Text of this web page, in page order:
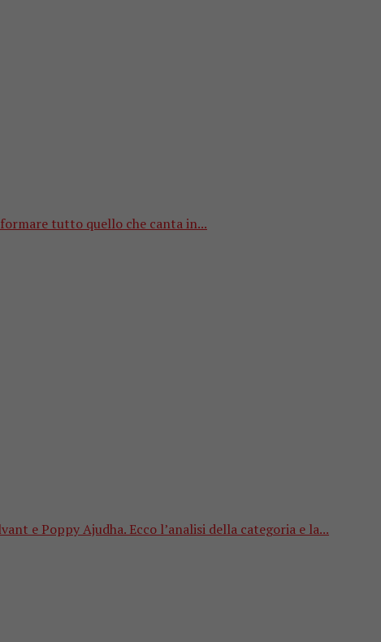
tutto quello che canta in...
e Poppy Ajudha. Ecco l’analisi della categoria e la...